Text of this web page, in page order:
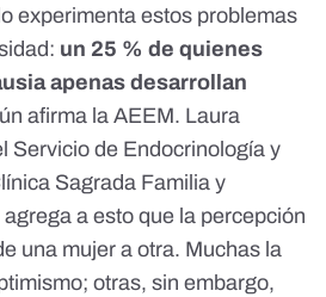
experimenta estos problemas
un 25 % de quienes
apenas desarrollan
afirma la AEEM. Laura
Servicio de Endocrinología y
Sagrada Familia y
a esto que la percepción
una mujer a otra. Muchas la
otras, sin embargo,